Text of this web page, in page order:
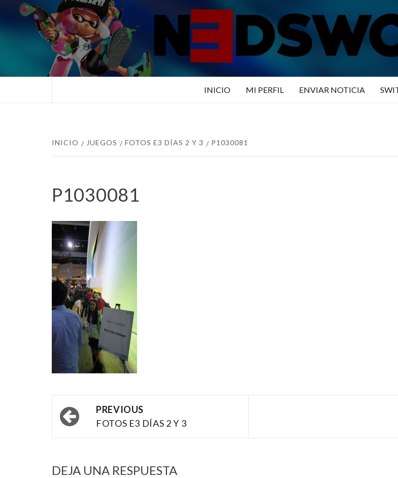
Saltar
TUS ESPECIALISTAS EN NINTENDO
INICIO MI PERFIL ENVIAR NOTICIA
INICIO JUEGOS FOTOS E3 DÍAS 2 Y 3 P1030081
P1030081
Post
navigation
PREVIOUS
FOTOS E3 DÍAS 2 Y 3
DEJA UNA RESPUESTA